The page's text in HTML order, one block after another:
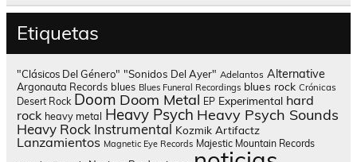
Etiquetas
"Clásicos Del Género" "Sonidos Del Ayer" Adelantos Alternative
Argonauta Records blues Blues Funeral Recordings blues rock Crónicas
Desert Rock Doom Doom Metal EP Experimental hard
rock heavy metal Heavy Psych Heavy Psych Sounds
Heavy Rock Instrumental Kozmik Artifactz
Lanzamientos Magnetic Eye Records Majestic Mountain Records